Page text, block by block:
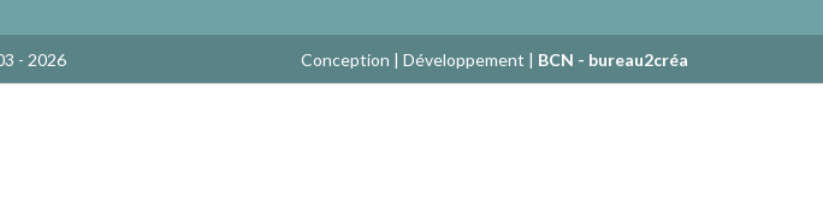
- 2026 Conception | Développement | BCN - bureau2créa